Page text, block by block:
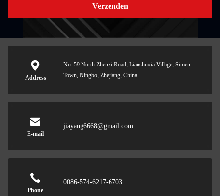
Verzenden
Address
No. 59 North Zhenxi Road, Lianshuxia Village, Simen
Town, Ningbo, Zhejiang, China
E-mail
jiayang6668@gmail.com
Phone
0086-574-6217-6703